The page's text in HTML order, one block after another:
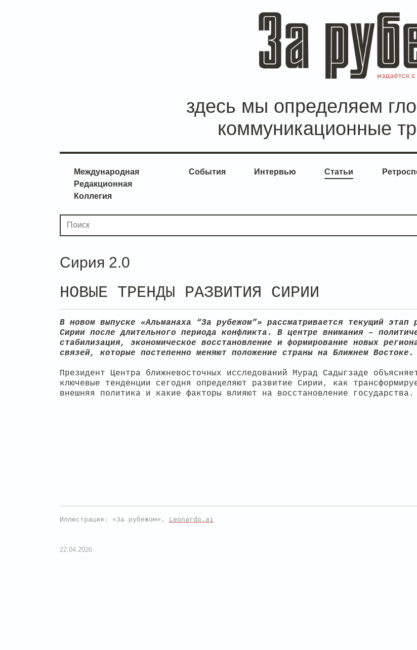
здесь мы определяем
коммуникационные
Международная
Редакционная
Коллегия
События Интервью Статьи
Сирия 2.0
НОВЫЕ ТРЕНДЫ РАЗВИТИЯ СИРИИ
В новом выпуске «Альманаха “За рубежом”» рассматривается текущий этап
Сирии после длительного периода конфликта. В центре внимания –
стабилизация, экономическое восстановление и формирование новых
связей, которые постепенно меняют положение страны на Ближнем Востоке.
Президент Центра ближневосточных исследований Мурад Садыгзаде
ключевые тенденции сегодня определяют развитие Сирии, как
внешняя политика и какие факторы влияют на восстановление государства.
Иллюстрация: «За рубежом», Leonardo.ai
22.04.2026